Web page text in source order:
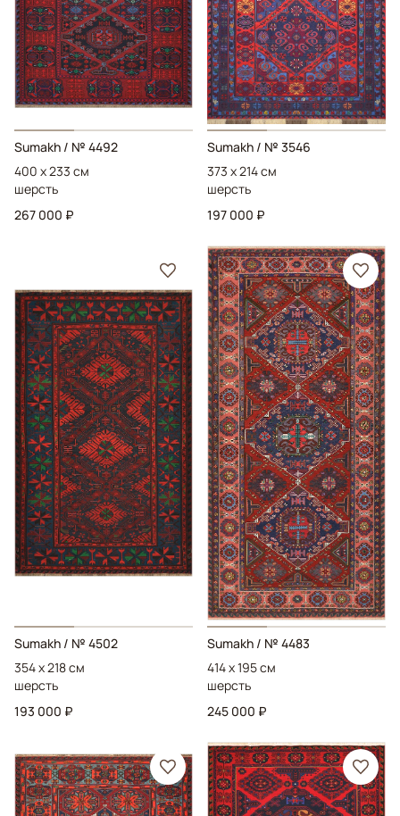
Sumakh / № 4492
400 x 233 см
шерсть
267 000 ₽
Sumakh / № 3546
373 x 214 см
шерсть
197 000 ₽
Sumakh / № 4502
354 x 218 см
шерсть
193 000 ₽
Sumakh / № 4483
414 x 195 см
шерсть
245 000 ₽